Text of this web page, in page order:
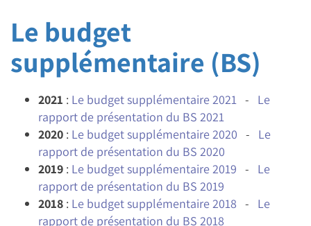
Le budget
supplémentaire (BS)
2021 : Le budget supplémentaire 2021 - Le
rapport de présentation du BS 2021
2020 : Le budget supplémentaire 2020 - Le
rapport de présentation du BS 2020
2019 : Le budget supplémentaire 2019 - Le
rapport de présentation du BS 2019
2018 : Le budget supplémentaire 2018 - Le
rapport de présentation du BS 2018